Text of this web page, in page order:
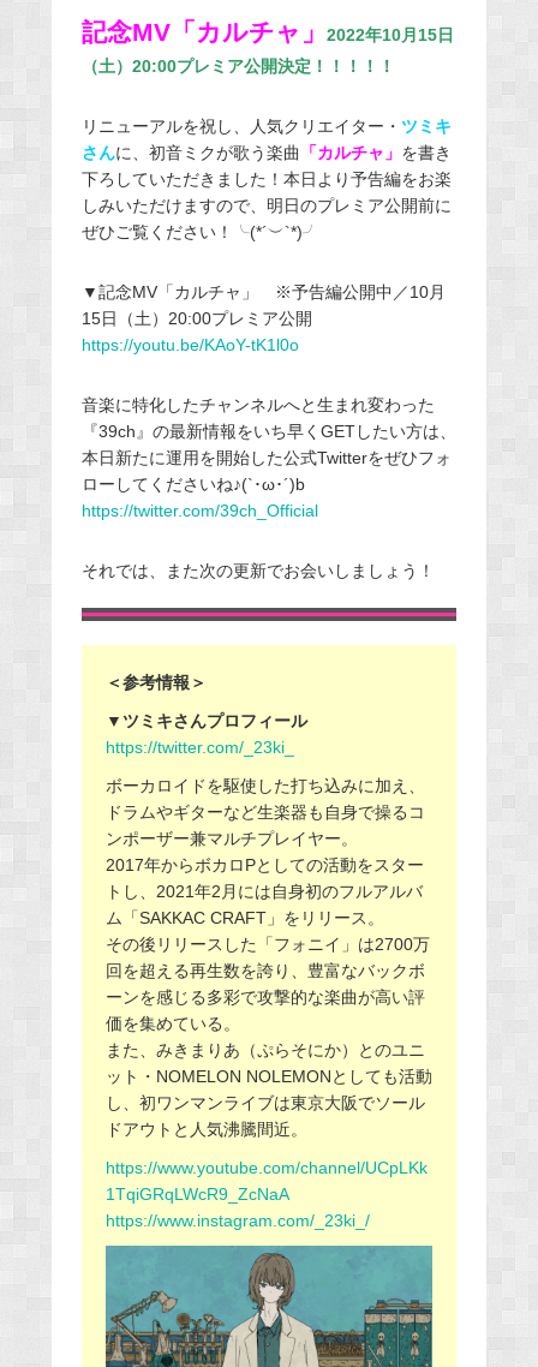
記念MV「カルチャ」
2022年10月15日
（土）20:00プレミア公開決定！！！！！
リニューアルを祝し、人気クリエイター・ ツミキ
さんに、初音ミクが歌う楽曲 「カルチャ」 を書き
下ろしていただきました！本日より予告編をお楽
しみいただけますので、明日のプレミア公開前に
ぜひご覧ください！╰(*´︶`*)╯
▼記念MV「カルチャ」 ※予告編公開中／10月
15日（土）20:00プレミア公開
https://youtu.be/KAoY-tK1l0o
音楽に特化したチャンネルへと生まれ変わった
『39ch』の最新情報をいち早くGETしたい方は、
本日新たに運用を開始した公式Twitterをぜひフォ
ローしてくださいね♪(`･ω･´)b
https://twitter.com/39ch_Official
それでは、また次の更新でお会いしましょう！
＜参考情報＞
▼ツミキさんプロフィール
https://twitter.com/_23ki_
ボーカロイドを駆使した打ち込みに加え、
ドラムやギターなど生楽器も自身で操るコ
ンポーザー兼マルチプレイヤー。
2017年からボカロPとしての活動をスター
トし、2021年2月には自身初のフルアルバ
ム「SAKKAC CRAFT」をリリース。
その後リリースした「フォニイ」は2700万
回を超える再生数を誇り、豊富なバックボ
ーンを感じる多彩で攻撃的な楽曲が高い評
価を集めている。
また、みきまりあ（ぷらそにか）とのユニ
ット・NOMELON NOLEMONとしても活動
し、初ワンマンライブは東京大阪でソール
ドアウトと人気沸騰間近。
https://www.youtube.com/channel/UCpLKk
1TqiGRqLWcR9_ZcNaA
https://www.instagram.com/_23ki_/